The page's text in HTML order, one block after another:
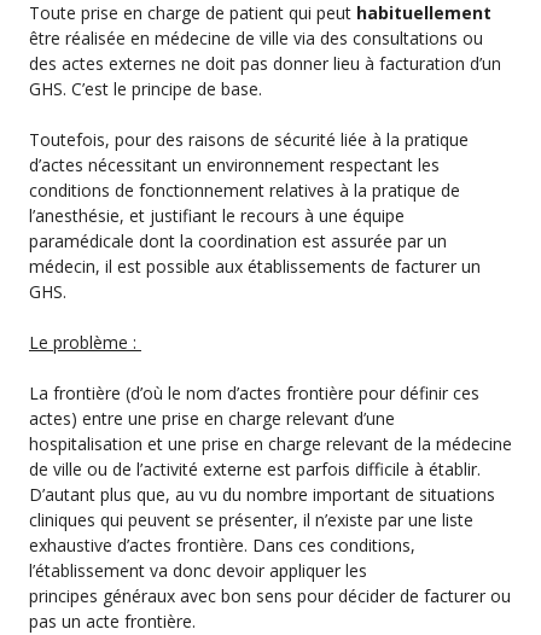
Toute prise en charge de patient qui peut habituellement
être réalisée en médecine de ville via des consultations ou
des actes externes ne doit pas donner lieu à facturation d’un
GHS. C’est le principe de base.
Toutefois, pour des raisons de sécurité liée à la pratique
d’actes nécessitant un environnement respectant les
conditions de fonctionnement relatives à la pratique de
l’anesthésie, et justifiant le recours à une équipe
paramédicale dont la coordination est assurée par un
médecin, il est possible aux établissements de facturer un
GHS.
Le problème :
La frontière (d’où le nom d’actes frontière pour définir ces
actes) entre une prise en charge relevant d’une
hospitalisation et une prise en charge relevant de la médecine
de ville ou de l’activité externe est parfois difficile à établir.
D’autant plus que, au vu du nombre important de situations
cliniques qui peuvent se présenter, il n’existe par une liste
exhaustive d’actes frontière. Dans ces conditions,
l’établissement va donc devoir appliquer les
principes généraux avec bon sens pour décider de facturer ou
pas un acte frontière.